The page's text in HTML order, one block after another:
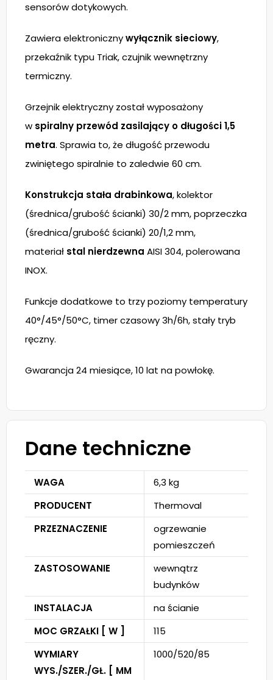
sensorów dotykowych.
Zawiera elektronicznywyłącznik sieciowy,
przekaźnik typu Triak, czujnik wewnętrzny
termiczny.
Grzejnik elektryczny został wyposażony
w spiralny przewód zasilający o długości 1,5
metra. Sprawia to, że długość przewodu
zwiniętego spiralnie to zaledwie 60 cm.
Konstrukcja stała drabinkowa, kolektor
(średnica/grubość ścianki) 30/2 mm, poprzeczka
(średnica/grubość ścianki) 20/1,2 mm,
materiał stal nierdzewna AISI 304, polerowana
INOX.
Funkcje dodatkowe to trzy poziomy temperatury
40°/45°/50°C, timer czasowy 3h/6h, stały tryb
ręczny.
Gwarancja 24 miesiące, 10 lat na powłokę.
Dane techniczne
WAGA
6,3 kg
PRODUCENT
Thermoval
PRZEZNACZENIE
ogrzewanie
pomieszczeń
ZASTOSOWANIE
wewnątrz
budynków
INSTALACJA
na ścianie
MOC GRZAŁKI [ W ]
115
WYMIARY
WYS./SZER./GŁ. [ MM
1000/520/85